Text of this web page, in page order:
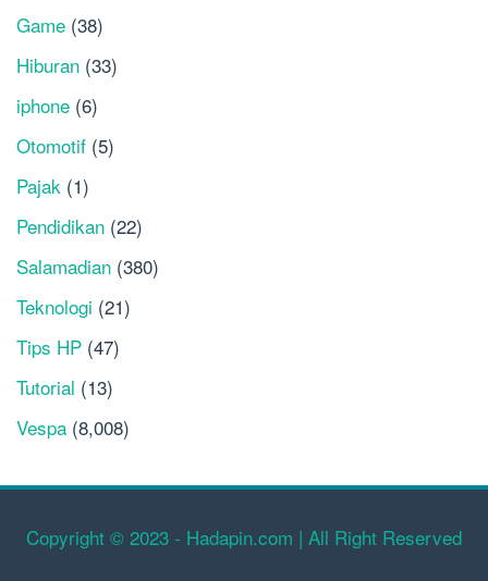
Game (38)
Hiburan (33)
iphone (6)
Otomotif (5)
Pajak (1)
Pendidikan (22)
Salamadian (380)
Teknologi (21)
Tips HP (47)
Tutorial (13)
Vespa (8,008)
Copyright © 2023 - Hadapin.com | All Right Reserved